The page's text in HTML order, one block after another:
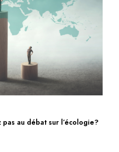
pas au débat sur l’écologie?